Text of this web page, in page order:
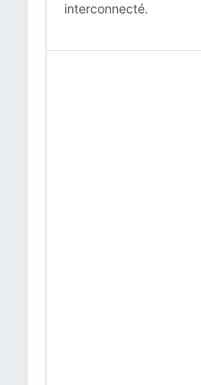
interconnecté.